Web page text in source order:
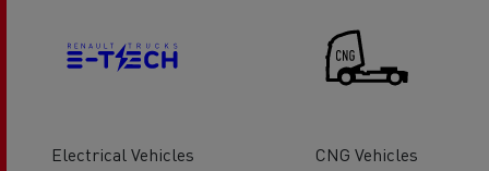
Electrical Vehicles CNG Vehicles